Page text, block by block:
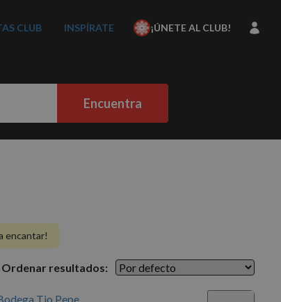
CLUB INSPÍRATE ¡ÚNETE AL CLUB!
Encuentra
encantar!
Ordenar resultados: